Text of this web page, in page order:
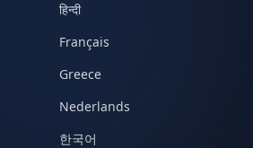
हिन्दी
Français
Greece
Nederlands
한국어